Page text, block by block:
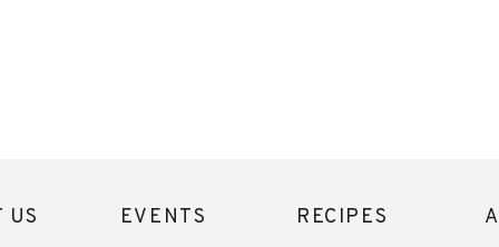
US EVENTS RECIPES